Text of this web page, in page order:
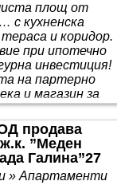
площ от
с кухненска
и коридор.
при ипотечно
инвестиция!
на партерно
и магазин за
TEREX
качество и
нов
Комплекс с
продава
”Меден
Галина”27
» Апартаменти